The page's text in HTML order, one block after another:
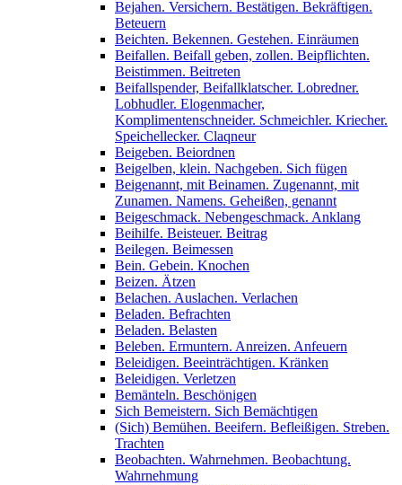
Bejahen. Versichern. Bestätigen. Bekräftigen.
Beteuern
Beichten. Bekennen. Gestehen. Einräumen
Beifallen. Beifall geben, zollen. Beipflichten.
Beistimmen. Beitreten
Beifallspender, Beifallklatscher. Lobredner.
Lobhudler. Elogenmacher,
Komplimentenschneider. Schmeichler. Kriecher.
Speichellecker. Claqneur
Beigeben. Beiordnen
Beigelben, klein. Nachgeben. Sich fügen
Beigenannt, mit Beinamen. Zugenannt, mit
Zunamen. Namens. Geheißen, genannt
Beigeschmack. Nebengeschmack. Anklang
Beihilfe. Beisteuer. Beitrag
Beilegen. Beimessen
Bein. Gebein. Knochen
Beizen. Ätzen
Belachen. Auslachen. Verlachen
Beladen. Befrachten
Beladen. Belasten
Beleben. Ermuntern. Anreizen. Anfeuern
Beleidigen. Beeinträchtigen. Kränken
Beleidigen. Verletzen
Bemänteln. Beschönigen
Sich Bemeistern. Sich Bemächtigen
(Sich) Bemühen. Beeifern. Befleißigen. Streben.
Trachten
Beobachten. Wahrnehmen. Beobachtung.
Wahrnehmung